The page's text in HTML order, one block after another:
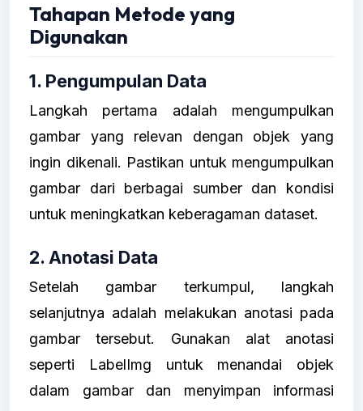
Tahapan Metode yang
Digunakan
1. Pengumpulan Data
Langkah pertama adalah mengumpulkan
gambar yang relevan dengan objek yang
ingin dikenali. Pastikan untuk mengumpulkan
gambar dari berbagai sumber dan kondisi
untuk meningkatkan keberagaman dataset.
2. Anotasi Data
Setelah gambar terkumpul, langkah
selanjutnya adalah melakukan anotasi pada
gambar tersebut. Gunakan alat anotasi
seperti LabelImg untuk menandai objek
dalam gambar dan menyimpan informasi